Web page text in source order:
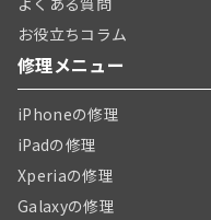
お役立ちコラム
修理メニュー
iPhoneの修理
iPadの修理
Xperiaの修理
Galaxyの修理